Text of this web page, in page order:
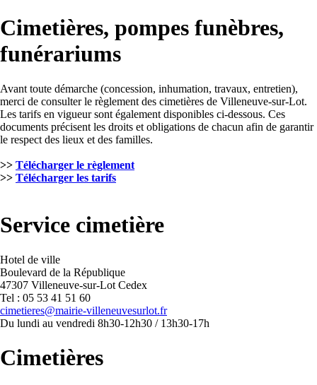
Cimetières, pompes funèbres,
funérariums
Avant toute démarche (concession, inhumation, travaux, entretien),
merci de consulter le règlement des cimetières de Villeneuve-sur-Lot.
Les tarifs en vigueur sont également disponibles ci-dessous. Ces
documents précisent les droits et obligations de chacun afin de garantir
le respect des lieux et des familles.
>> Télécharger le règlement
>> Télécharger les tarifs
Service cimetière
Hotel de ville
Boulevard de la République
47307 Villeneuve-sur-Lot Cedex
Tel : 05 53 41 51 60
cimetieres@mairie-villeneuvesurlot.fr
Du lundi au vendredi 8h30-12h30 / 13h30-17h
Cimetières